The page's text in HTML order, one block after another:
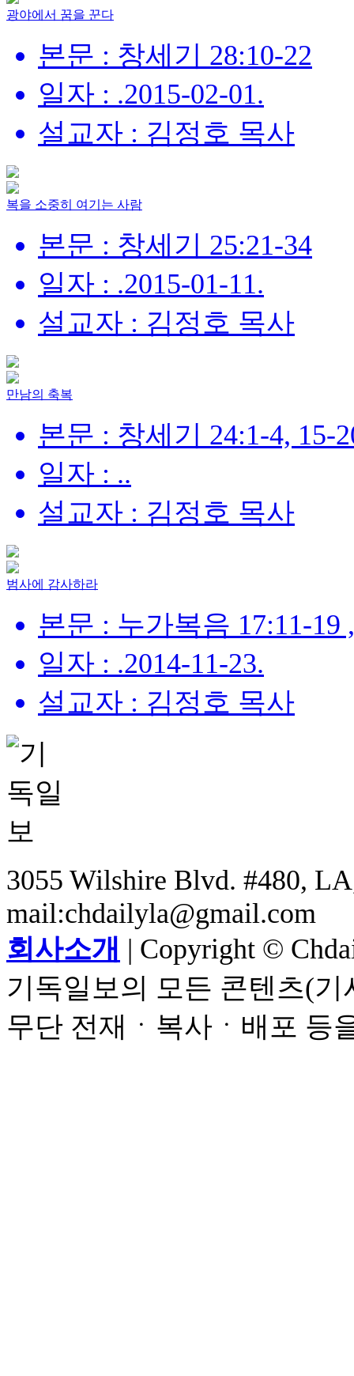
광야에서 꿈을 꾼다
본문 : 창세기 28:10-22
일자 : .2015-02-01.
설교자 : 김정호 목사
복을 소중히 여기는 사람
본문 : 창세기 25:21-34
일자 : .2015-01-11.
설교자 : 김정호 목사
만남의 축복
본문 : 창세기 24:1-4, 15-
일자 : ..
설교자 : 김정호 목사
범사에 감사하라
본문 : 누가복음 17:11-
일자 : .2014-11-23.
설교자 : 김정호 목사
3055 Wilshire Blvd. #480,
mail:chdailyla@gmail.com
회사소개 | Copyright ©
기독일보의 모든 콘텐츠(
무단 전재ㆍ복사ㆍ배포 등